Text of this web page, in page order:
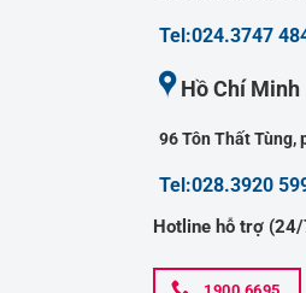
Tel:024.3747
Hồ Chí Minh
96 Tôn Thất Tùng,
Tel:028.3920
Hotline hỗ trợ